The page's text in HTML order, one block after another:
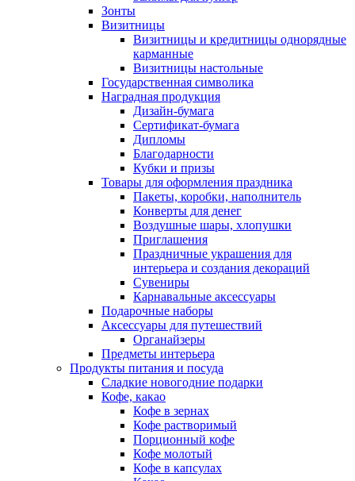
Зонты
Визитницы
Визитницы и кредитницы однорядные
карманные
Визитницы настольные
Государственная символика
Наградная продукция
Дизайн-бумага
Сертификат-бумага
Дипломы
Благодарности
Кубки и призы
Товары для оформления праздника
Пакеты, коробки, наполнитель
Конверты для денег
Воздушные шары, хлопушки
Приглашения
Праздничные украшения для
интерьера и создания декораций
Сувениры
Карнавальные аксессуары
Подарочные наборы
Аксессуары для путешествий
Органайзеры
Предметы интерьера
Продукты питания и посуда
Сладкие новогодние подарки
Кофе, какао
Кофе в зернах
Кофе растворимый
Порционный кофе
Кофе молотый
Кофе в капсулах